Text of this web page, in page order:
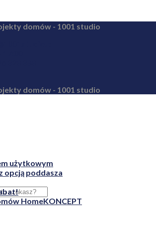
domów - 1001 studio
domów - 1001 studio
użytkowym
opcją poddasza
HomeKONCEPT